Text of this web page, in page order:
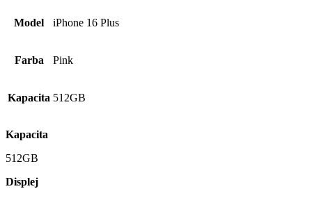
Model iPhone 16 Plus
Farba Pink
Kapacita 512GB
Kapacita
512GB
Displej